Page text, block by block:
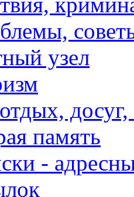
узел
память
-